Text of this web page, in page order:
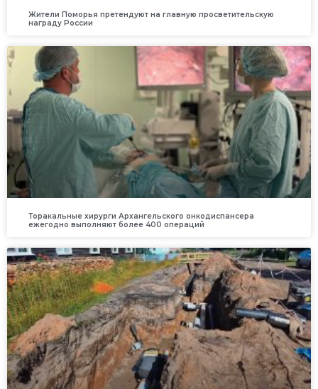
Жители Поморья претендуют на главную просветительскую
награду России
Торакальные хирурги Архангельского онкодиспансера
ежегодно выполняют более 400 операций